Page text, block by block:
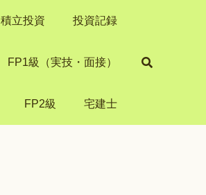
積立投資 投資記録
FP1級（実技・面接）
FP2級 宅建士